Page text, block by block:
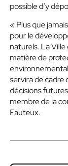
possible d’y
« Plus que
pour le
naturels. La
matière de
servira de cadre
décisions
membre de la
Fauteux.